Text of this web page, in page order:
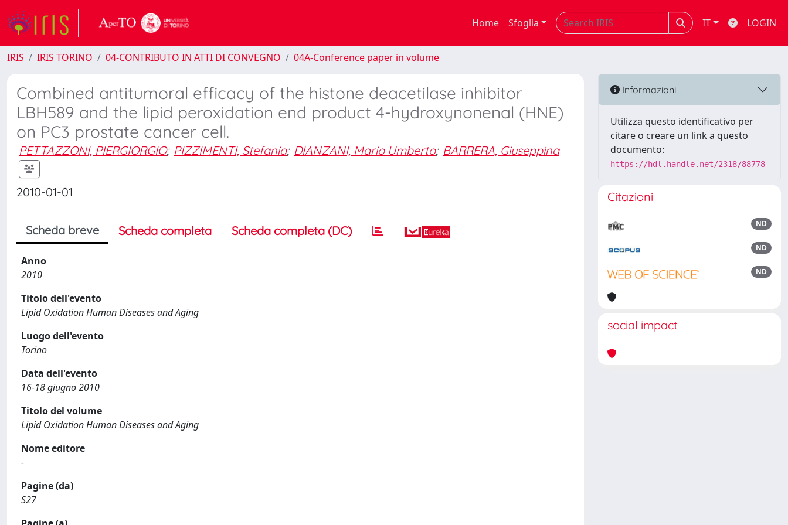
Home Sfoglia IT LOGIN
IRIS IRIS TORINO 04-CONTRIBUTO IN ATTI DI CONVEGNO 04A-Conference paper in volume
Combined antitumoral efficacy of the histone deacetilase inhibitor
LBH589 and the lipid peroxidation end product 4-hydroxynonenal (HNE)
on PC3 prostate cancer cell.
PETTAZZONI, PIERGIORGIO; PIZZIMENTI, Stefania; DIANZANI, Mario Umberto; BARRERA, Giuseppina
2010-01-01
Scheda breve Scheda completa Scheda completa (DC)
Anno
2010
Titolo dell'evento
Lipid Oxidation Human Diseases and Aging
Luogo dell'evento
Torino
Data dell'evento
16-18 giugno 2010
Titolo del volume
Lipid Oxidation Human Diseases and Aging
Nome editore
-
Pagine (da)
S27
Informazioni
Utilizza questo identificativo per
citare o creare un link a questo
documento:
https://hdl.handle.net/2318/88778
Citazioni
ND
ND
ND
social impact